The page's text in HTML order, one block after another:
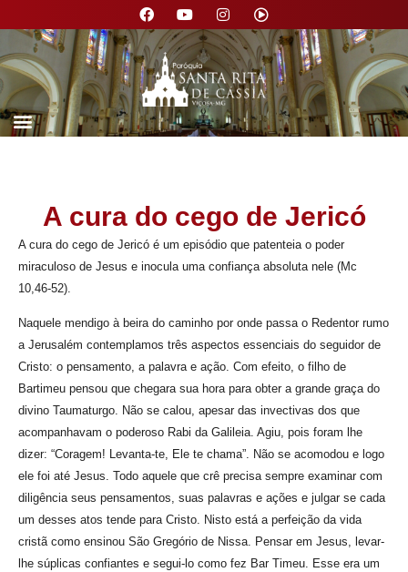
A cura do cego de Jericó
A cura do cego de Jericó é um episódio que patenteia o poder
miraculoso de Jesus e inocula uma confiança absoluta nele (Mc
10,46-52).
Naquele mendigo à beira do caminho por onde passa o Redentor rumo
a Jerusalém contemplamos três aspectos essenciais do seguidor de
Cristo: o pensamento, a palavra e ação. Com efeito, o filho de
Bartimeu pensou que chegara sua hora para obter a grande graça do
divino Taumaturgo. Não se calou, apesar das invectivas dos que
acompanhavam o poderoso Rabi da Galileia. Agiu, pois foram lhe
dizer: “Coragem! Levanta-te, Ele te chama”. Não se acomodou e logo
ele foi até Jesus. Todo aquele que crê precisa sempre examinar com
diligência seus pensamentos, suas palavras e ações e julgar se cada
um desses atos tende para Cristo. Nisto está a perfeição da vida
cristã como ensinou São Gregório de Nissa. Pensar em Jesus, levar-
lhe súplicas confiantes e segui-lo como fez Bar Timeu. Esse era um